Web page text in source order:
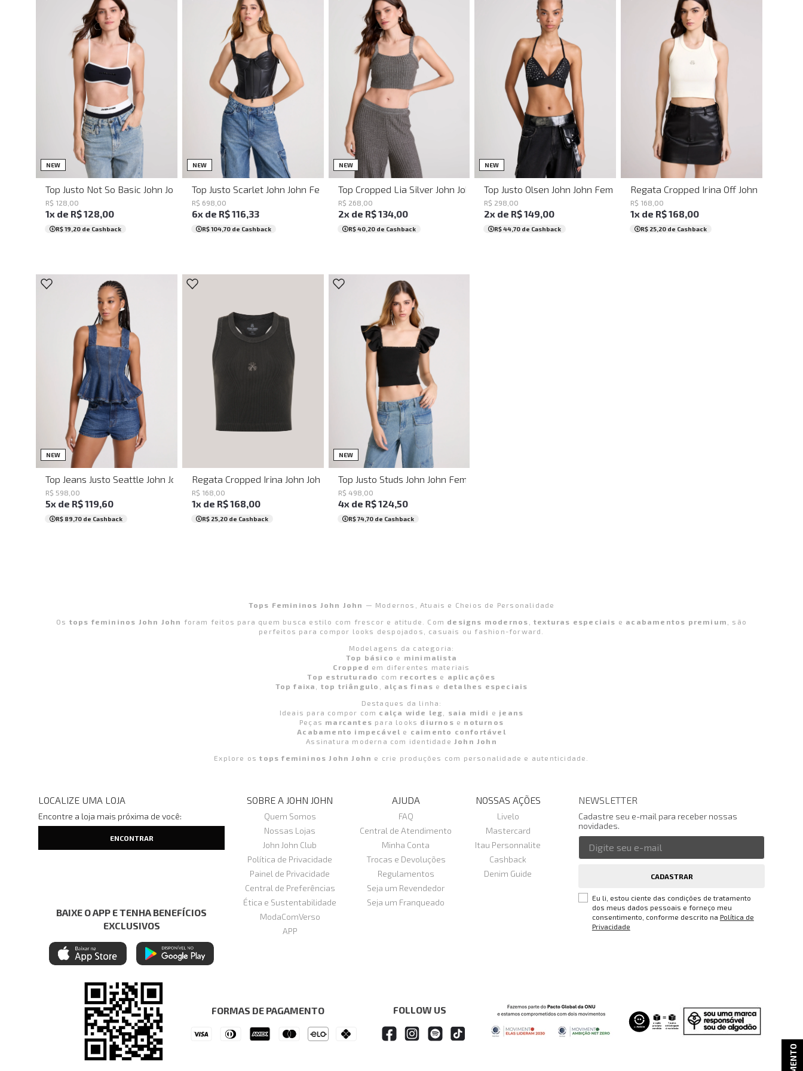
NEW PP P M G
Top Justo Not So Basic John John Feminino
R$ 128 00
1x de R$128,00
R$ 19,20 de Cashback
NEW PP P M G
Top Justo Scarlet John John Feminino
R$ 698 00
6x de R$116,33
R$ 104,70de Cashback
NEW PP P M G
Top Cropped Lia Silver John John Feminino
R$ 268 00
2x de R$134,00
R$ 40,20de Cashback
NEW PP M
Top Justo Olsen John John Feminino
R$ 298 00
2x de R$149,00
R$ 44,70 de Cashback
PP P GG
Regata Cropped Irina Off John John
R$ 168 00
1x de R$168,00
R$ 25,20 de Cashback
NEW P M
Top Jeans Justo Seattle John John Feminino
R$ 598 00
5x de R$119,60
R$ 89,70 de Cashback
Regata Cropped Irina John John Feminina
R$ 168 00
1x de R$168,00
R$ 25,20de Cashback
NEW PP P M
Top Justo Studs John John Feminino
R$ 498 00
4x de R$124,50
R$ 74,70de Cashback
Tops Femininos John John — Modernos, Atuais e Cheios de Personalidade
Os tops femininos John John foram feitos para quem busca estilo com frescor e atitude. Com designs modernos texturas especiais e acabamentos premium
, são
perfeitos para compor looks despojados, casuais ou fashion-forward.
Modelagens da categoria:
Top básico e minimalista
Cropped em diferentes materiais
Top estruturado com recortes e aplicações
Top faixa
top triângulo alças finas e detalhes especiais
Destaques da linha:
Ideais para compor com calça wide leg saia midi e jeans
Peças marcantes para looks diurnos e noturnos
Acabamento impecável e caimento confortável
Assinatura moderna com identidade John John
Explore ostops femininos John John e crie produções com personalidade e autenticidade.
LOCALIZE UMA LOJA
Encontre a loja mais próxima de você:
BAIXE O APP E TENHA BENEFÍCIOS
EXCLUSIVOS
SOBRE A JOHN JOHN
Quem Somos
Nossas Lojas
John John Club
Política de Privacidade
Painel de Privacidade
Central de Preferências
Ética e Sustentabilidade
ModaComVerso
APP
AJUDA
FAQ
Central de Atendimento
Minha Conta
Trocas e Devoluções
Regulamentos
Seja um Revendedor
Seja um Franqueado
NOSSAS AÇÕES
Livelo
Mastercard
Itau Personnalite
Cashback
Denim Guide
NEWSLETTER
Cadastre seu e-mail para receber nossas
novidades.
CADASTRAR
Eu li, estou ciente das condições de tratamento
dos meus dados pessoais e forneço meu
consentimento, conforme descrito na Política de
Privacidade
FORMAS DE PAGAMENTO FOLLOW US